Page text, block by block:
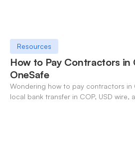
Resources
How to Pay Contractors in
OneSafe
Wondering how to pay contractors in
local bank transfer in COP, USD wire,